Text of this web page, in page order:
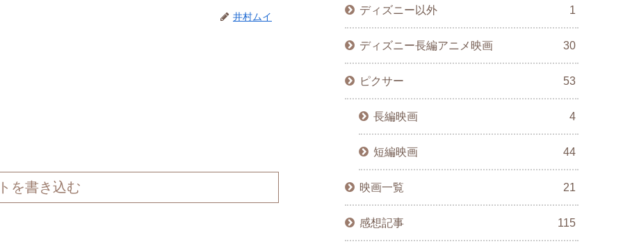
井村ムイ
を書き込む
ディズニー以外 1
ディズニー長編アニメ映画 30
ピクサー 53
長編映画 4
短編映画 44
映画一覧 21
感想記事 115